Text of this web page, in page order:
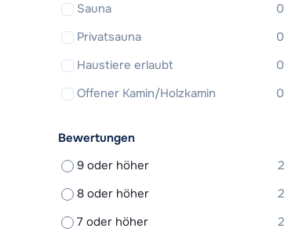
Sauna
0
Privatsauna
0
Haustiere erlaubt
0
Offener Kamin/Holzkamin
0
Bewertungen
9 oder höher
2
8 oder höher
2
7 oder höher
2